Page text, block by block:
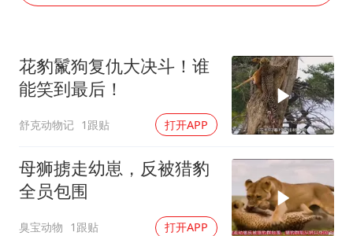
公司“上四休三”但要降薪1000元
东方之约 相约未来
花豹鬣狗复仇大决斗！谁
能笑到最后！
舒克动物记 1跟贴 打开APP
母狮掳走幼崽，反被猎豹
全员包围
臭宝动物 1跟贴 打开APP